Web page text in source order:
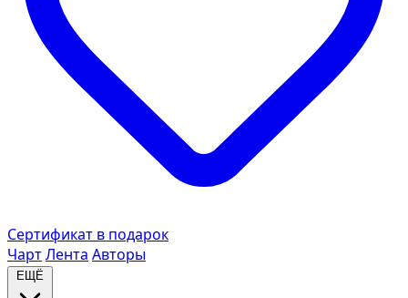
Сертификат в подарок
ЧартЛента Авторы
ЕЩЁ